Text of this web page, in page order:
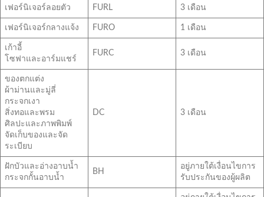
เฟอร์นิเจอร์ลอยตัว FURL 3 เดือน
เฟอร์นิเจอร์กลางแจ้ง FURO 1 เดือน
เก้าอี้
โซฟาและอาร์มแชร์
FURC 3 เดือน
ของตกแต่ง
ผ้าม่านและมู่ลี่
กระจกเงา
สิ่งทอและพรม
ศิลปะและภาพพิมพ์
จัดเก็บของและจัด
ระเบียบ
DC 3 เดือน
ฝักบัวและอ่างอาบน้ำ
กระจกกั้นอาบน้ำ
BH
อยู่ภายใต้เงื่อนไขการ
รับประกันของผู้ผลิต